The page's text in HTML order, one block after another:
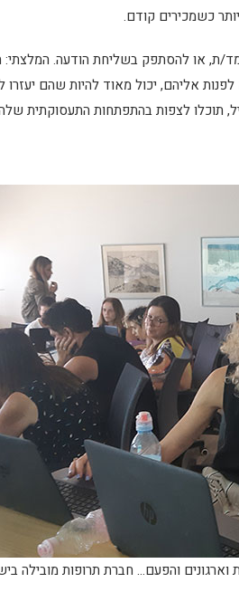
כשמכירים קודם.
ת, או להסתפק בשליחת הודעה. המלצתי:
אליהם, יכול מאוד להיות שהם
תוכלו לצפות בהתפתחות התעסוקתית
וארגונים והפעם... חברת תרופות מובילה